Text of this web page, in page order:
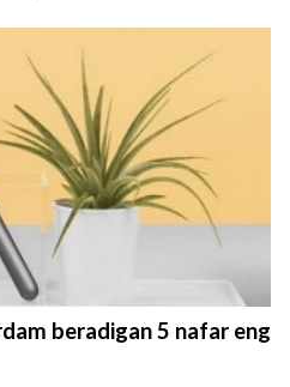
beradigan 5 nafar eng